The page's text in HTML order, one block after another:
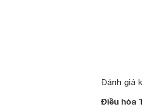
Đánh giá
Điều hòa